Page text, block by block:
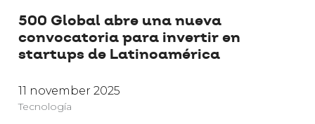
500 Global abre una nueva
convocatoria para invertir en
startups de Latinoamérica
11 november 2025
Tecnología